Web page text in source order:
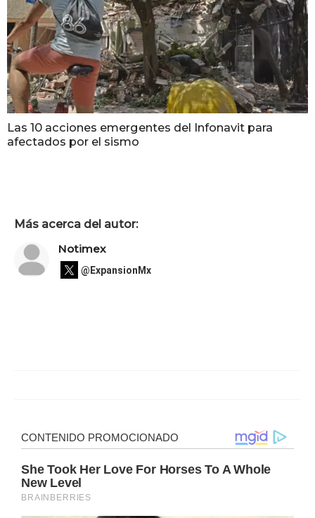
Las 10 acciones emergentes del Infonavit para
afectados por el sismo
Más acerca del autor:
Notimex
@ExpansionMx